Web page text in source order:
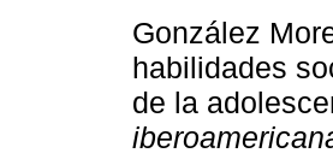
González
habilidades
de la